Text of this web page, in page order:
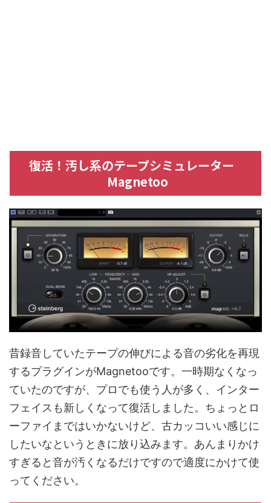
復活！汚し系のテープシミュレーター
Magnetoo
昔録音していたテープの伸びによる音の劣化を再現
するプラグインがMagnetooです。一時期なくなっ
ていたのですが、プロでも使う人が多く、インター
フェイスも新しくなって復活しました。ちょっとロ
ーファイまではいかないけど、古カッコいい感じに
したいなというときに放り込みます。あんまりかけ
すぎると音が汚くなるだけですので適度にかけて使
ってください。